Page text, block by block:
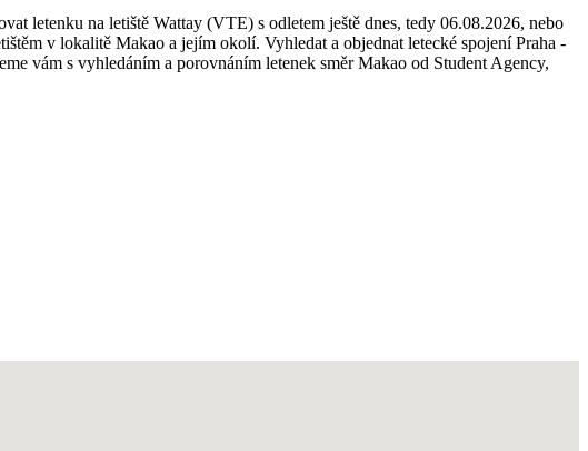
letenku na letiště Wattay (VTE) s odletem ještě dnes, tedy 06.08.2026, nebo
v lokalitě Makao a jejím okolí. Vyhledat a objednat letecké spojení Praha -
vám s vyhledáním a porovnáním letenek směr Makao od Student Agency,